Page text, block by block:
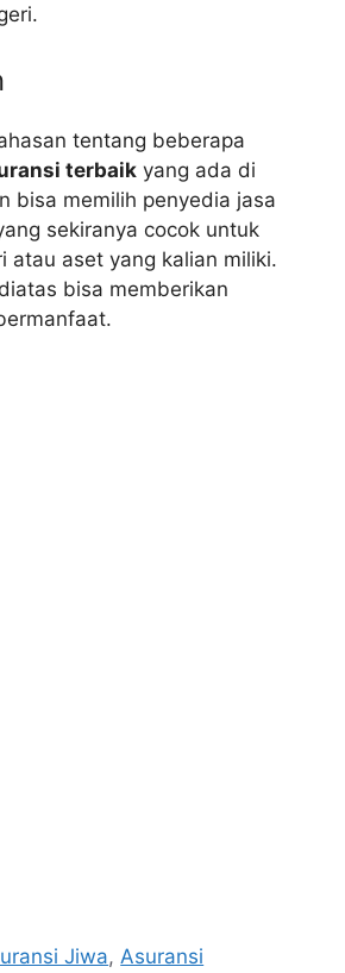
tentang beberapa
terbaik yang ada di
bisa memilih penyedia jasa
sekiranya cocok untuk
atau aset yang kalian miliki.
bisa memberikan
Jiwa, Asuransi